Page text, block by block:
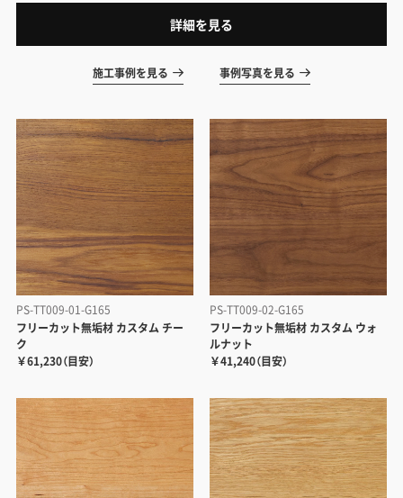
詳細を見る
施工事例を見る 事例写真を見る
PS-TT009-01-G165
フリーカット無垢材 カスタム チー
ク
￥61,230（目安）
PS-TT009-02-G165
フリーカット無垢材 カスタム ウォ
ルナット
￥41,240（目安）